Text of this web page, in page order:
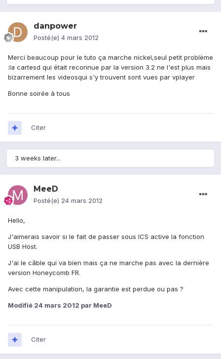
danpower
Posté(e) 4 mars 2012
Merci beaucoup pour le tuto ça marche nickel,seul petit problème
:la cartesd qui était reconnue par la version 3.2 ne l'est plus mais
bizarrement les videosqui s'y trouvent sont vues par vplayer
Bonne soirée à tous
Citer
3 weeks later...
MeeD
Posté(e) 24 mars 2012
Hello,
J'aimerais savoir si le fait de passer sous ICS active la fonction
USB Host.
J'ai le câble qui va bien mais ça ne marche pas avec la dernière
version Honeycomb FR.
Avec cette manipulation, la garantie est perdue ou pas ?
Modifié 24 mars 2012 par MeeD
Citer